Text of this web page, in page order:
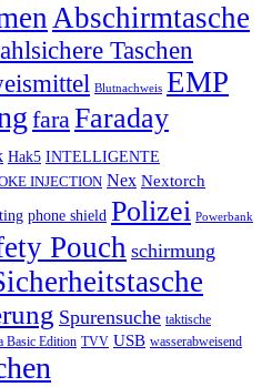
Abschirmtasche
Taschen
Blutnachweis EMP
faraFaraday
Hak5 INTELLIGENTE
INJECTION Nex Nextorch
phone shield Polizei Powerbank
Pouch schirmung
Spurensuche taktische
Basic Edition TVV USB wasserabweisend